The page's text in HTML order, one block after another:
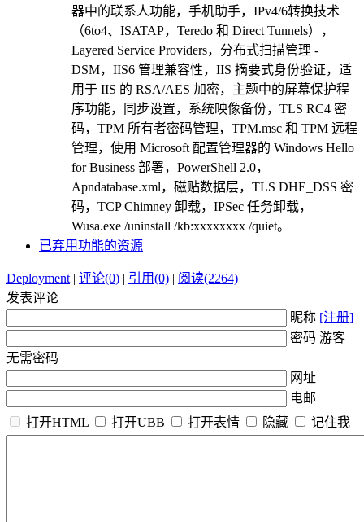
器中的联系人功能，手机助手，IPv4/6转换技术
（6to4、ISATAP，Teredo 和 Direct Tunnels），
Layered Service Providers，分布式扫描管理 -
DSM，IIS6 管理兼容性，IIS 摘要式身份验证，适
用于 IIS 的 RSA/AES 加密，主题中的屏幕保护程
序功能，同步设置，系统映像备份，TLS RC4 密
码，TPM 所有者密码管理，TPM.msc 和 TPM 远程
管理，使用 Microsoft 配置管理器的 Windows Hello
for Business 部署，PowerShell 2.0，
Apndatabase.xml，磁贴数据层，TLS DHE_DSS 密
码，TCP Chimney 卸载，IPSec 任务卸载，
Wusa.exe /uninstall /kb:xxxxxxxx /quiet。
已弃用功能的资源
Deployment| 评论(0) | 引用(0) | 阅读(2264)
发表评论
昵称 [注册]
密码 游客
无需密码
网址
电邮
打开HTML
打开UBB 打开表情 隐藏 记住我